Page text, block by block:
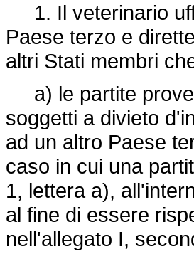
1. Il veterinario
Paese terzo e
altri Stati membri
a) le partite
soggetti a divieto
ad un altro Paese
caso in cui una
1, lettera a),
al fine di essere
nell'allegato I,